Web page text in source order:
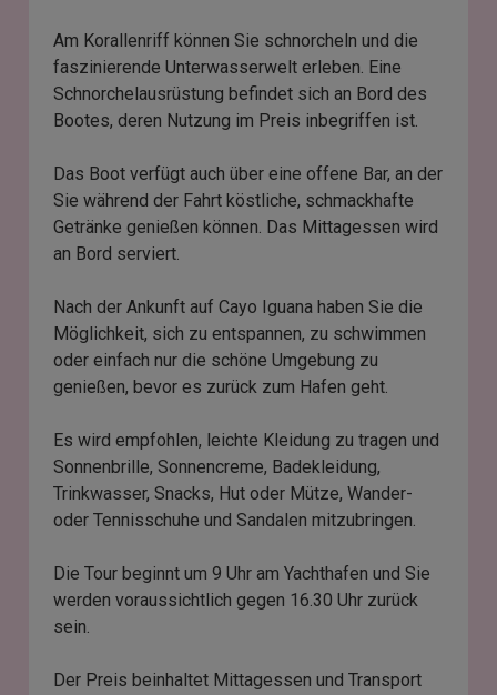
Am Korallenriff können Sie schnorcheln und die
faszinierende Unterwasserwelt erleben. Eine
Schnorchelausrüstung befindet sich an Bord des
Bootes, deren Nutzung im Preis inbegriffen ist.
Das Boot verfügt auch über eine offene Bar, an der
Sie während der Fahrt köstliche, schmackhafte
Getränke genießen können. Das Mittagessen wird
an Bord serviert.
Nach der Ankunft auf Cayo Iguana haben Sie die
Möglichkeit, sich zu entspannen, zu schwimmen
oder einfach nur die schöne Umgebung zu
genießen, bevor es zurück zum Hafen geht.
Es wird empfohlen, leichte Kleidung zu tragen und
Sonnenbrille, Sonnencreme, Badekleidung,
Trinkwasser, Snacks, Hut oder Mütze, Wander-
oder Tennisschuhe und Sandalen mitzubringen.
Die Tour beginnt um 9 Uhr am Yachthafen und Sie
werden voraussichtlich gegen 16.30 Uhr zurück
sein.
Der Preis beinhaltet Mittagessen und Transport